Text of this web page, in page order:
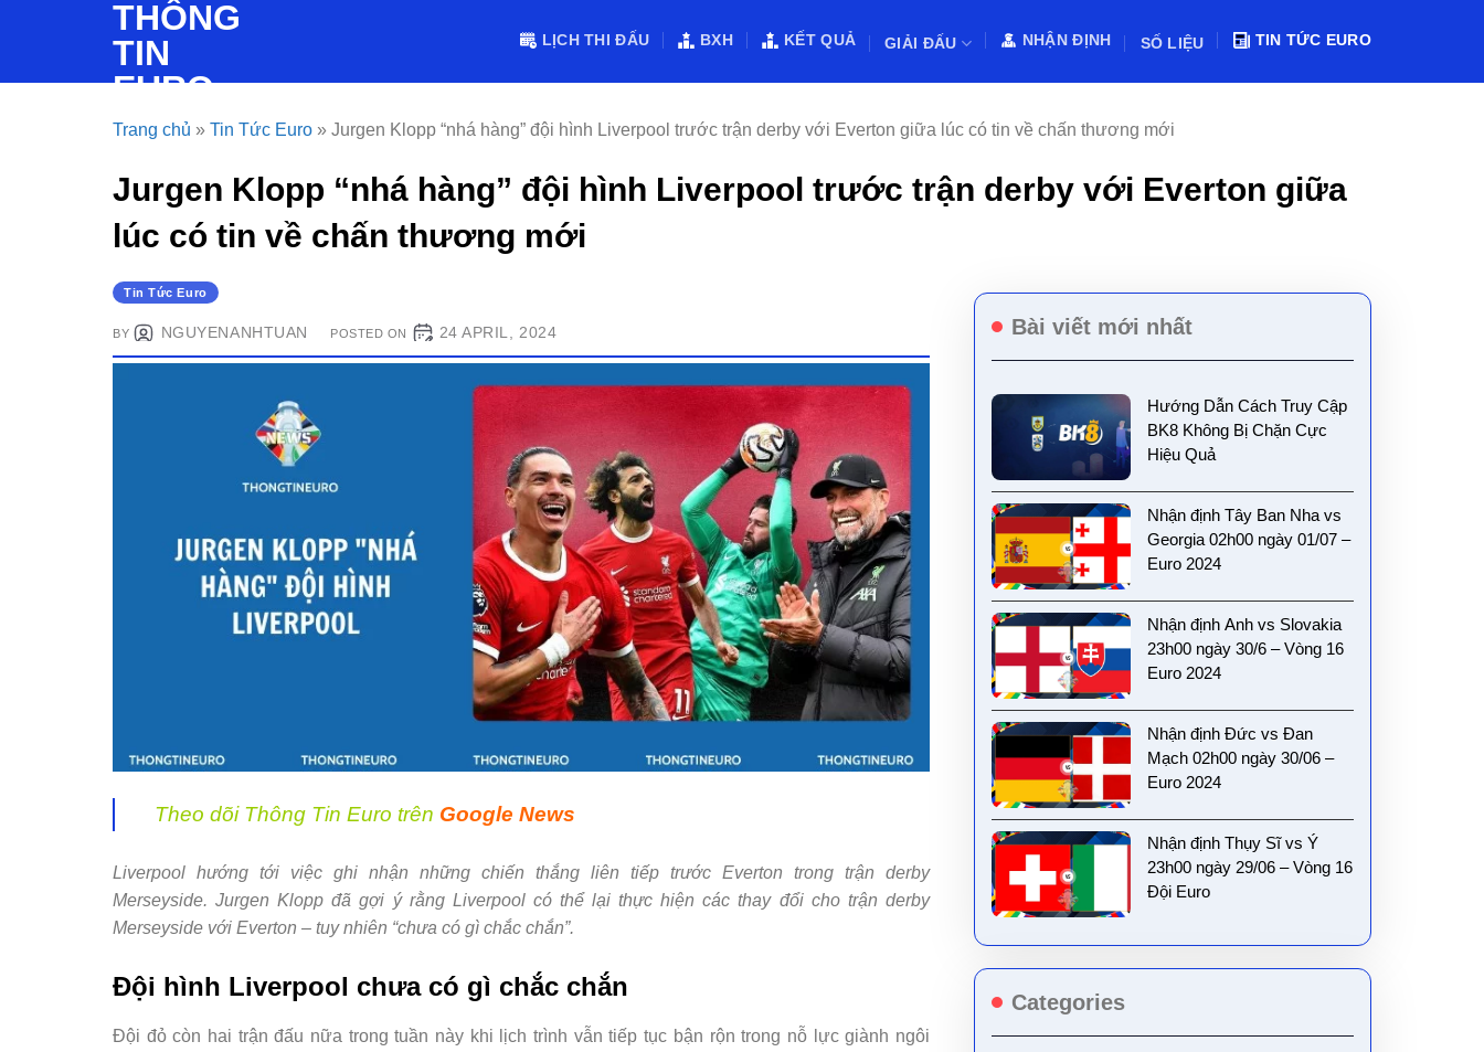
THÔNG
TIN
EURO
LỊCH THI ĐẤU BXH KẾT QUẢ GIẢI ĐẤU NHẬN ĐỊNH SỐ LIỆU TIN TỨC EURO
Trang chủ » Tin Tức Euro » Jurgen Klopp “nhá hàng” đội hình Liverpool trước trận derby với Everton giữa lúc có tin về chấn thương mới
Jurgen Klopp “nhá hàng” đội hình Liverpool trước trận derby với Everton giữa
lúc có tin về chấn thương mới
Tin Tức Euro
POSTED ON 24 APRIL, 2024
BY NGUYENANHTUAN
Theo dõi Thông Tin Euro trên Google News
Liverpool hướng tới việc ghi nhận những chiến thắng liên tiếp trước Everton trong trận derby
Merseyside. Jurgen Klopp đã gợi ý rằng Liverpool có thể lại thực hiện các thay đổi cho trận derby
Merseyside với Everton – tuy nhiên “chưa có gì chắc chắn”.
Đội hình Liverpool chưa có gì chắc chắn
Đội đỏ còn hai trận đấu nữa trong tuần này khi lịch trình vẫn tiếp tục bận rộn trong nỗ lực giành ngôi
Bài viết mới nhất
Hướng Dẫn Cách Truy Cập
BK8 Không Bị Chặn Cực
Hiệu Quả
Nhận định Tây Ban Nha vs
Georgia 02h00 ngày 01/07 –
Euro 2024
Nhận định Anh vs Slovakia
23h00 ngày 30/6 – Vòng 16
Euro 2024
Nhận định Đức vs Đan
Mạch 02h00 ngày 30/06 –
Euro 2024
Nhận định Thụy Sĩ vs Ý
23h00 ngày 29/06 – Vòng 16
Đội Euro
Categories